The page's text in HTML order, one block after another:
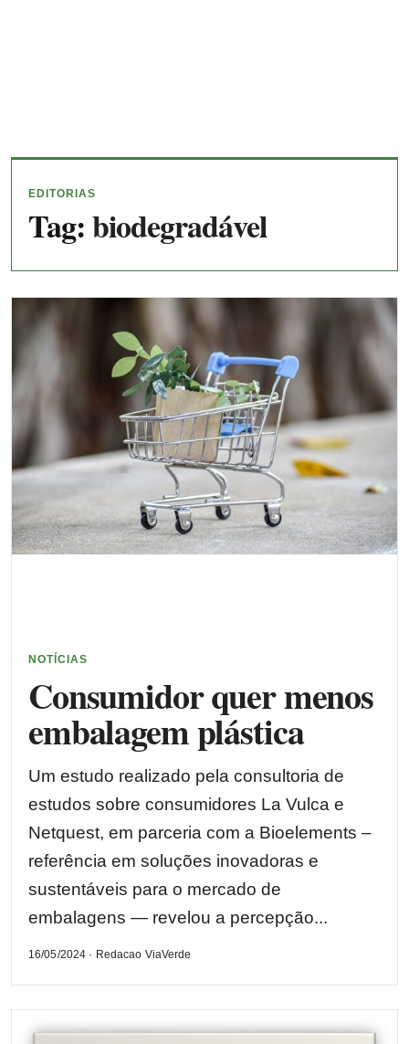
EDITORIAS
Tag:biodegradável
NOTÍCIAS
Consumidor quer menos
embalagem plástica
Um estudo realizado pela consultoria de
estudos sobre consumidores La Vulca e
Netquest, em parceria com a Bioelements –
referência em soluções inovadoras e
sustentáveis para o mercado de
embalagens — revelou a percepção...
16/05/2024 · Redacao ViaVerde